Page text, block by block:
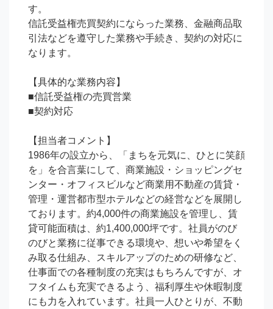
す。
信託受益権売買契約にならった業務、金融商品取
引法などを遵守した業務や手続き、契約の対応に
なります。
【具体的な業務内容】
■信託受益権の売買営業
■契約対応
【担当者コメント】
1986年の設立から、「まちを元気に、ひとに笑顔
を」を合言葉にして、商業施設・ショッピングセ
ンター・オフィスビルなど商業用不動産の賃貸・
管理・運営都市型ホテルなどの経営などを展開し
ております。約4,000件の商業施設を管理し、賃
貸可能面積は、約1,400,000坪です。社員がのび
のびと業務に従事できる環境や、想いや希望をく
み取る仕組み、スキルアップのための研修など、
仕事面での各種制度の充実はもちろんですが、オ
フタイムも充実できるよう、福利厚生や休暇制度
にも力を入れています。社員一人ひとりが、不動